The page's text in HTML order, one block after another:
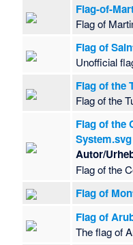
Flag-of-
Flag of
Flag of
Unofficial
Flag of the
Flag of the
Flag of the
System.svg
Autor/
Flag of the
Flag of
Flag of
The flag of